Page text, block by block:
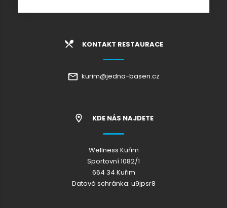
KONTAKT RESTAURACE
kurim@jedna-basen.cz
KDE NÁS NAJDETE
Wellness Kuřim
Sportovní 1082/1
664 34 Kuřim
Datová schránka: u9jpsr8